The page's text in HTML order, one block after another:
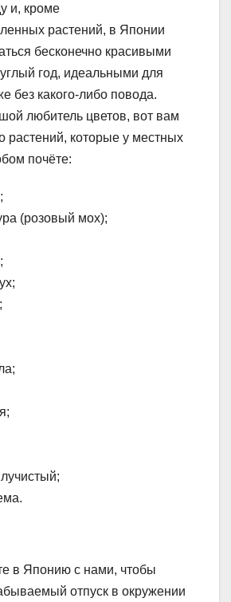
и, кроме
растений, в Японии
бесконечно красивыми
год, идеальными для
без какого-либо повода.
любитель цветов, вот вам
растений, которые у местных
почёте:
(розовый мох);
в Японию с нами, чтобы
отпуск в окружении